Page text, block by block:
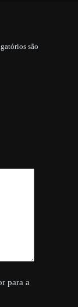
são
para a